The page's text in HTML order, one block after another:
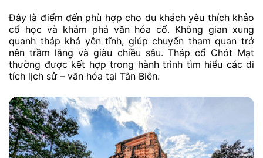
Đây là điểm đến phù hợp cho du khách yêu thích khảo
cổ học và khám phá văn hóa cổ. Không gian xung
quanh tháp khá yên tĩnh, giúp chuyến tham quan trở
nên trầm lắng và giàu chiều sâu. Tháp cổ Chót Mạt
thường được kết hợp trong hành trình tìm hiểu các di
tích lịch sử – văn hóa tại Tân Biên.